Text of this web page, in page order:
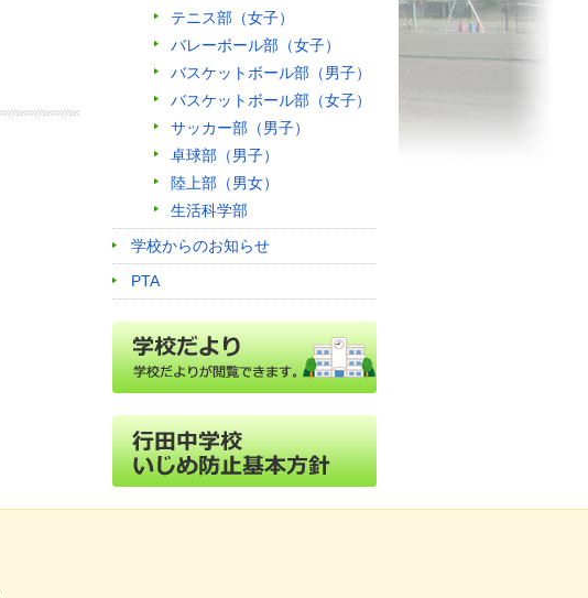
テニス部（女子）
バレーボール部（女子）
バスケットボール部（男子）
バスケットボール部（女子）
サッカー部（男子）
卓球部（男子）
陸上部（男女）
生活科学部
学校からのお知らせ
PTA